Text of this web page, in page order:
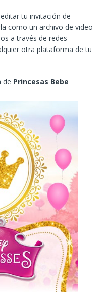
tu invitación de
como un archivo de video
a través de redes
otra plataforma de tu
de Princesas Bebe